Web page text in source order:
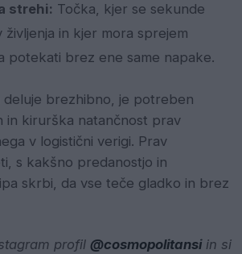
strehi: Točka, kjer se sekunde
življenja in kjer mora sprejem
potekati brez ene same napake.
deluje brezhibno, je potreben
in kirurška natančnost prav
v logistični verigi. Prav
s kakšno predanostjo in
skrbi, da vse teče gladko in brez
profil @cosmopolitansiin si